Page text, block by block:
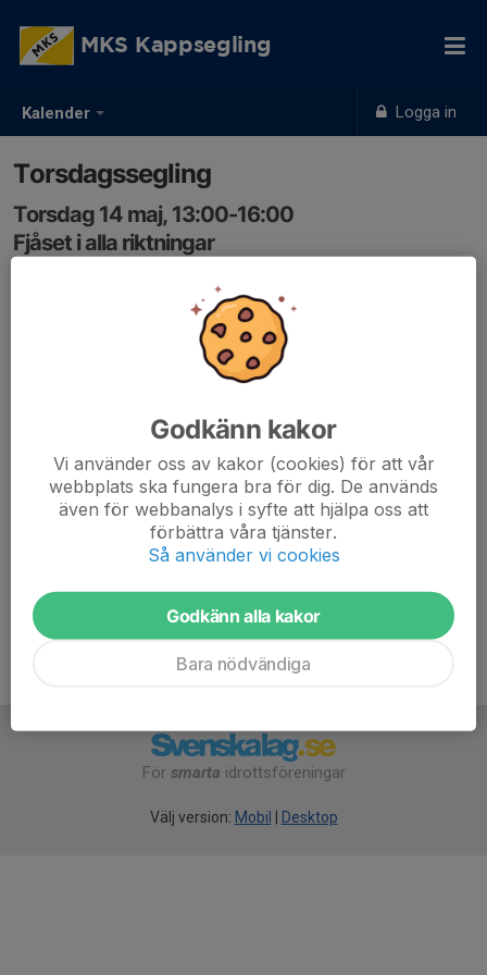
Kalender Logga in
MKS Kappsegling
Torsdagssegling
Torsdag 14 maj, 13:00-16:00
Fjåset i alla riktningar
Samling: 13:00, MKS hamnen
Kontaktperson: Ebbe Rosén
Intresserade av aktiviteten håller kontakt via en
https://drive.google.com/drive/folders/1TIWgWORI929
P942K3keML0A8NN0Nsed7?usp=drive_link
För smarta idrottsföreningar
Välj version: Mobil Desktop
Godkänn kakor
Vi använder oss av kakor (cookies) för att vår
webbplats ska fungera bra för dig. De används
även för webbanalys i syfte att hjälpa oss att
förbättra våra tjänster.
Så använder vi cookies
Godkänn alla kakor
Bara nödvändiga